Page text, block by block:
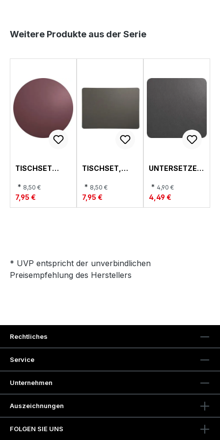
Produktgalerie überspringen
Weitere Produkte aus der Serie
TISCHSET
LEATHER
* 8,50 €
7,95 €
TISCHSET,
* 8,50 €
7,95 €
UNTERSETZER
* 4,90 €
4,49 €
* UVP entspricht der unverbindlichen
Preisempfehlung des Herstellers
Rechtliches
Service
Unternehmen
Auszeichnungen
FOLGEN SIE UNS